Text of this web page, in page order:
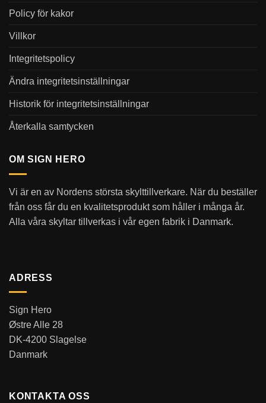
Policy för kakor
Villkor
Integritetspolicy
Ändra integritetsinställningar
Historik för integritetsinställningar
Återkalla samtycken
OM SIGN HERO
Vi är en av Nordens största skylttillverkare. När du beställer
från oss får du en kvalitetsprodukt som håller i många år.
Alla våra skyltar tillverkas i vår egen fabrik i Danmark.
ADRESS
Sign Hero
Østre Alle 28
DK-4200 Slagelse
Danmark
KONTAKTA OSS